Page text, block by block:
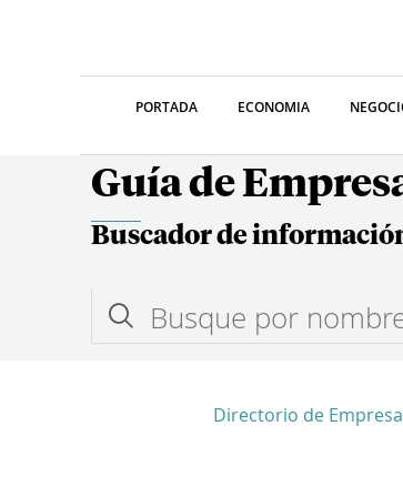
PORTADA ECONOMIA
Guía de
Buscador de
Directorio de